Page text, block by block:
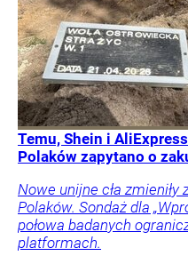
Temu, Shein i
Polaków zapytano o
Nowe unijne cła
Polaków. Sondaż dla
połowa badanych
platformach.